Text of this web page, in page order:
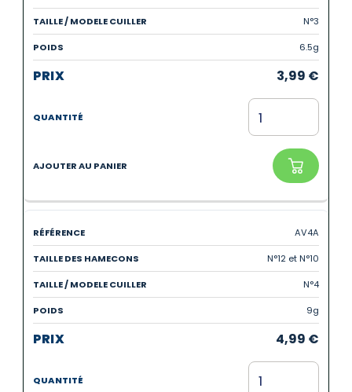
N°3
6.5g
3,99 €
AV4A
N°12 et N°10
N°4
9g
4,99 €